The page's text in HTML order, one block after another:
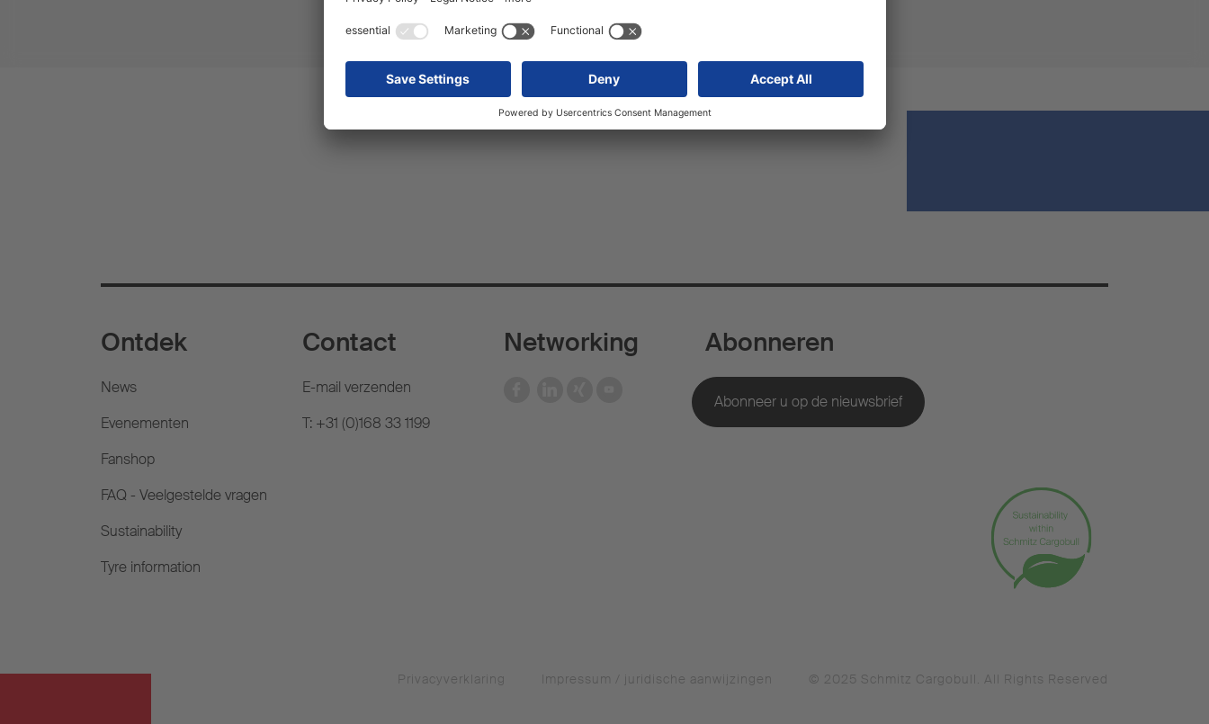
Powered by Usercentrics Consent Management
Ontdek
News
Evenementen
Fanshop
FAQ - Veelgestelde vragen
Sustainability
Tyre information
Contact
E-mail verzenden
T: +31 (0)168 33 1199
Networking Abonneren
Privacyverklaring Impressum / juridische aanwijzingen © 2025 Schmitz Cargobull. All Rights Reserved